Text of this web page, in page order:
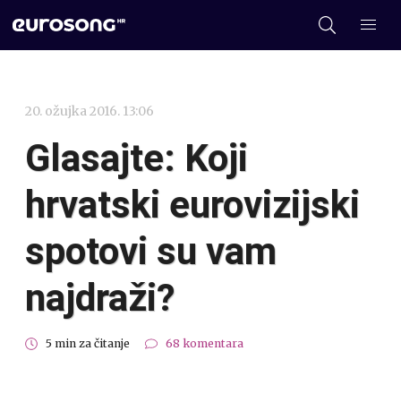
20. ožujka 2016. 13:06
Glasajte: Koji
hrvatski eurovizijski
spotovi su vam
najdraži?
5 min za čitanje 68 komentara